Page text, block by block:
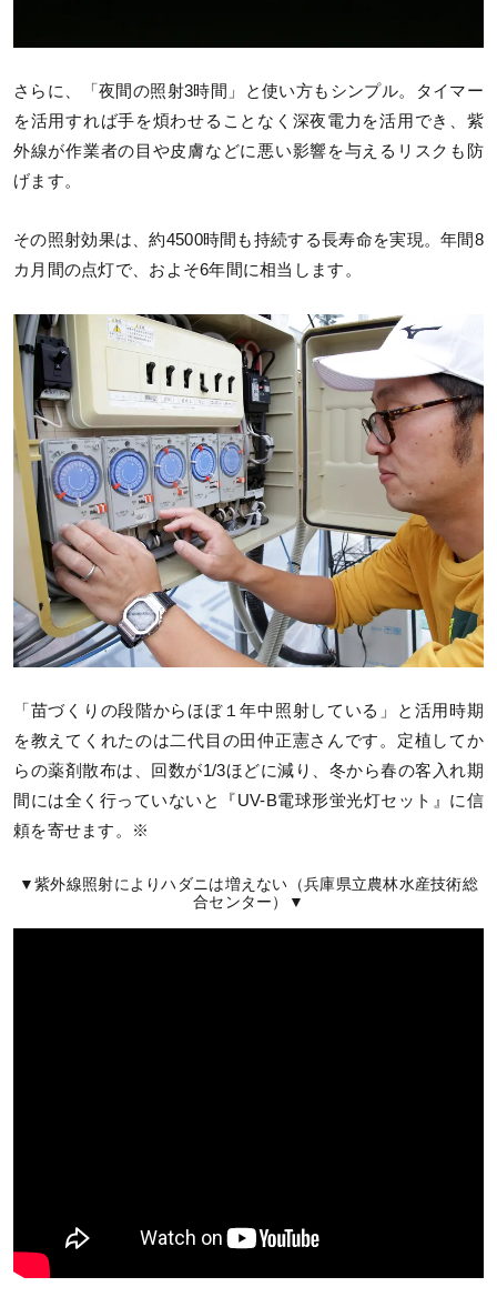
さらに、「夜間の照射3時間」と使い方もシンプル。タイマー
を活用すれば手を煩わせることなく深夜電力を活用でき、紫
外線が作業者の目や皮膚などに悪い影響を与えるリスクも防
げます。
その照射効果は、約4500時間も持続する長寿命を実現。年間8
カ月間の点灯で、およそ6年間に相当します。
「苗づくりの段階からほぼ１年中照射している」と活用時期
を教えてくれたのは二代目の田仲正憲さんです。定植してか
らの薬剤散布は、回数が1/3ほどに減り、冬から春の客入れ期
間には全く行っていないと『UV-B電球形蛍光灯セット』に信
頼を寄せます。※
▼紫外線照射によりハダニは増えない（兵庫県立農林水産技術総
合センター）▼